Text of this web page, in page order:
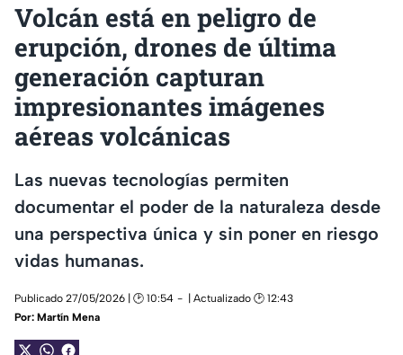
Volcán está en peligro de
erupción, drones de última
generación capturan
impresionantes imágenes
aéreas volcánicas
Las nuevas tecnologías permiten
documentar el poder de la naturaleza desde
una perspectiva única y sin poner en riesgo
vidas humanas.
Publicado 27/05/2026 | 🕑 10:54
| Actualizado 🕑 12:43
Por: Martín Mena